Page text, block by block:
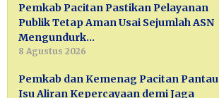
Pemkab Pacitan Pastikan Pelayanan
Publik Tetap Aman Usai Sejumlah ASN
Mengundurk…
8 Agustus 2026
Pemkab dan Kemenag Pacitan Pantau
Isu Aliran Kepercayaan demi Jaga